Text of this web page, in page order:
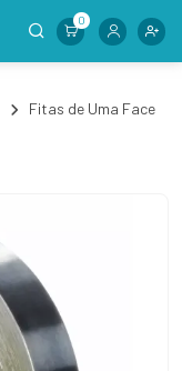
0
Fitas de Uma Face